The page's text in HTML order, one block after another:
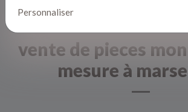
vente de pieces
mesure à
Personnaliser